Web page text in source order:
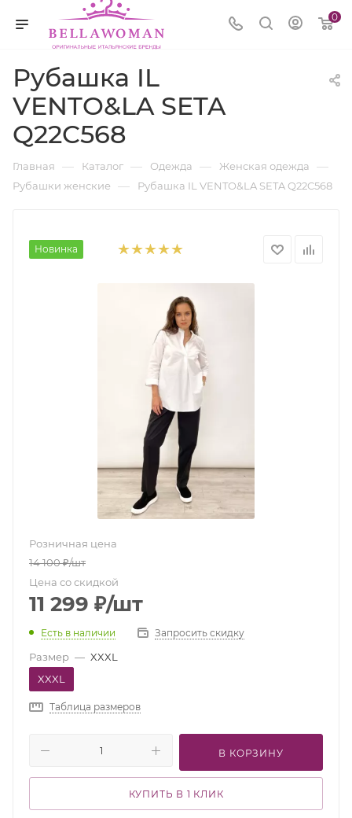
0
Рубашка IL
VENTO&LA SETA
Q22C568
Главная — Каталог — Одежда — Женская одежда —
Рубашки женские — Рубашка IL VENTO&LA SETA Q22C568
Новинка
Розничная цена
14 100₽/шт
Цена со скидкой
11 299 ₽/шт
Есть в наличии Запросить скидку
Размер — XXXL
XXXL
Таблица размеров
В КОРЗИНУ
КУПИТЬ В 1 КЛИК